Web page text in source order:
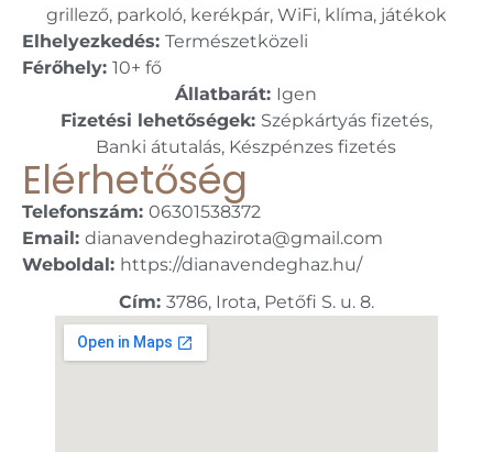
grillező, parkoló, kerékpár, WiFi, klíma, játékok
Elhelyezkedés: Természetközeli
Férőhely: 10+ fő
Állatbarát: Igen
Fizetési lehetőségek: Szépkártyás fizetés,
Banki átutalás, Készpénzes fizetés
Elérhetőség
Telefonszám: 06301538372
Email: dianavendeghazirota@gmail.com
Weboldal: https://dianavendeghaz.hu/
Cím: 3786, Irota, Petőfi S. u. 8.